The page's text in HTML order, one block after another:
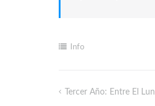
Info
Tercer Año: Entre El